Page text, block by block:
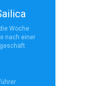
Woche
nach einer